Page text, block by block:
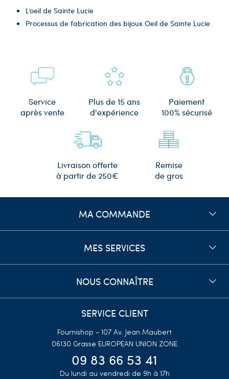
L’oeil de Sainte Lucie
Processus de fabrication des bijoux Oeil de Sainte Lucie
Service
après vente
Plus de 15 ans
d'expérience
Paiement
100% sécurisé
Livraison offerte
à partir de 250€
Remise
de gros
MA COMMANDE
MES SERVICES
NOUS CONNAÎTRE
SERVICE CLIENT
Fournishop - 107 Av. Jean Maubert
06130 Grasse EUROPEAN UNION ZONE
09 83 66 53 41
Du lundi au vendredi de 9h à 17h